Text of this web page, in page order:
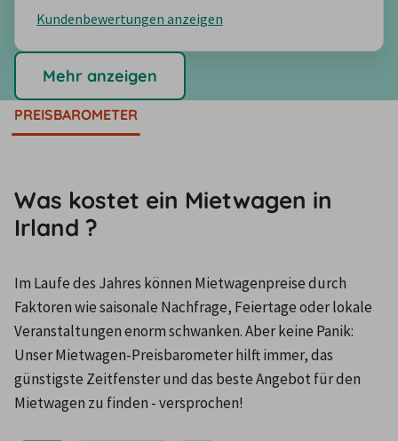
Kundenbewertungen anzeigen
Mehr anzeigen
PREISBAROMETER
Was kostet ein Mietwagen in
Irland ?
Im Laufe des Jahres können Mietwagenpreise durch
Faktoren wie saisonale Nachfrage, Feiertage oder lokale
Veranstaltungen enorm schwanken. Aber keine Panik:
Unser Mietwagen-Preisbarometer hilft immer, das
günstigste Zeitfenster und das beste Angebot für den
Mietwagen zu finden - versprochen!